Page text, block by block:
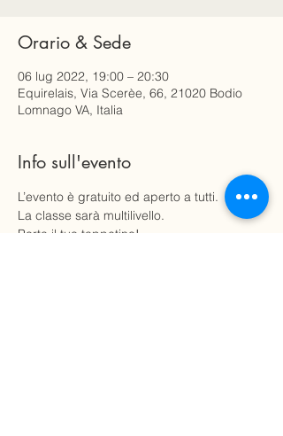
Orario & Sede
06 lug 2022, 19:00 – 20:30
Equirelais, Via Scerèe, 66, 21020 Bodio
Lomnago VA, Italia
Info sull'evento
L’evento è gratuito ed aperto a tutti.
La classe sarà multilivello.
Porta il tuo tappetino!